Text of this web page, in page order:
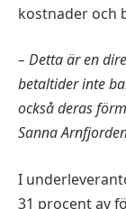
kostnader och
– Detta är en
betaltider inte
också deras
Sanna
I
31 procent av